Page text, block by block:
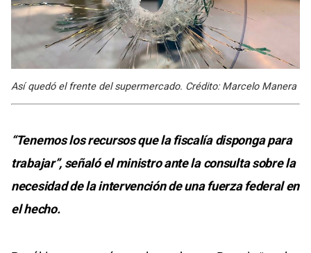
Así quedó el frente del supermercado. Crédito: Marcelo Manera
“Tenemos los recursos que la fiscalía disponga para
trabajar”, señaló el ministro ante la consulta sobre la
necesidad de la intervención de una fuerza federal en
el hecho.